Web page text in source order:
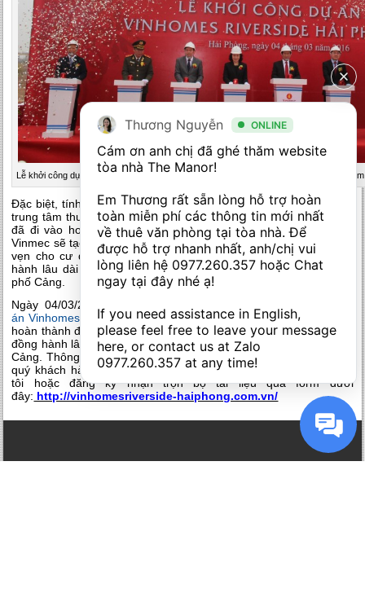
Lễ khởi công dự án diễn ra trọng thể ngày 04/03/2016 tại Hải Phòng thu hút sự quan
Đặc biệt, tính đến năm 2020, khi dự án hoàn thành kết hợp cùng
trung tâm thương mại Vincom Plaza Lê Thánh Tông – Hải Phòng
đã đi vào hoạt động, dự án đảo Vũ Yên và bệnh viên quốc tế
Vinmec sẽ tạo nên phức hợp hoàn hảo, mang đến cuộc sống trọn
vẹn cho cư dân đồng thời tiếp tục khẳng định quyết tâm đồng
hành lâu dài của Vingroup cùng sự nghiệp phát triển của thành
phố Cảng.
Ngày 04/03/2016, dự án chính thức khởi công và
án Vinhomes Riverside Hải Phòngđược chủ đầu tư thông báo sẽ
hoàn thành đồng bộ vào năm 2020, tiếp tục khẳng định quyết tâm
đồng hành lâu dài của Vingroup cùng sự phát triển của thành phố
Cảng. Thông tin chi tiết về tiến độ thanh toán, lịch mở bán dự án,
quý khách hàng vui lòng tham khảo thêm tại website của chúng
tôi hoặc đăng ký nhận trọn bộ tài liệu qua form dưới
đây: http://vinhomesriverside-haiphong.com.vn/
Thương Nguyễn ONLINE
Cám ơn anh chị đã ghé thăm website
tòa nhà The Manor!
Em Thương rất sẵn lòng hỗ trợ hoàn
toàn miễn phí các thông tin mới nhất
về thuê văn phòng tại tòa nhà. Để
được hỗ trợ nhanh nhất, anh/chị vui
lòng liên hệ 0977.260.357 hoặc Chat
ngay tại đây nhé ạ!
If you need assistance in English,
please feel free to leave your message
0977.260.357 at any time!